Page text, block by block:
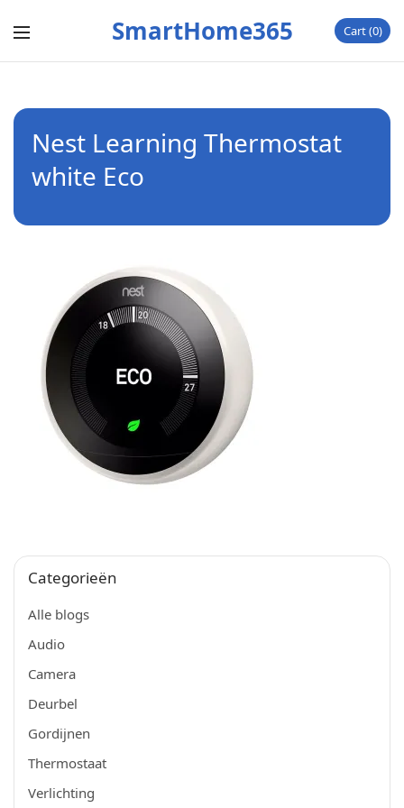
SmartHome365 Cart 0
Nest Learning Thermostat
white Eco
Categorieën
Alle blogs
Audio
Camera
Deurbel
Gordijnen
Thermostaat
Verlichting